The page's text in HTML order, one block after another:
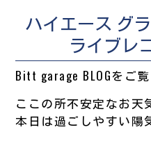
ハイエース グ
ライブレ
Bitt garage BLOGをご
ここの所不安定なお天
本日は過ごしやすい陽